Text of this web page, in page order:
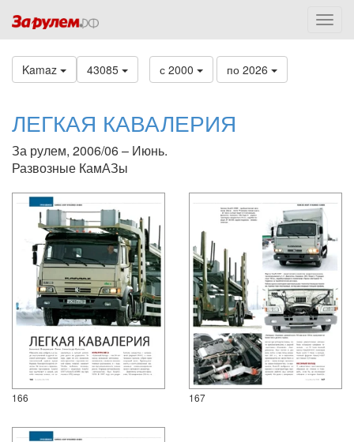
Kamaz 43085 с 2000 по 2026
ЛЕГКАЯ КАВАЛЕРИЯ
За рулем, 2006/06 – Июнь.
Развозные КамАЗы
166 167